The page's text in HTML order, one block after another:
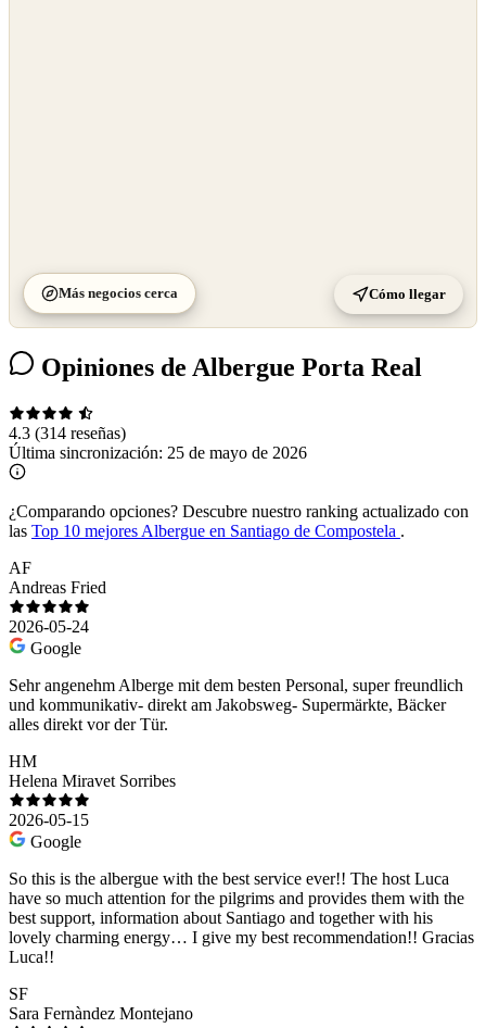
Más negocios cerca Cómo llegar
Opiniones de Albergue Porta Real
4.3 (314 reseñas)
Última sincronización: 25 de mayo de 2026
¿Comparando opciones? Descubre nuestro ranking actualizado con
las Top 10 mejores Albergue en Santiago de Compostela .
AF
Andreas Fried
2026-05-24
Google
Sehr angenehm Alberge mit dem besten Personal, super freundlich
und kommunikativ- direkt am Jakobsweg- Supermärkte, Bäcker
alles direkt vor der Tür.
HM
Helena Miravet Sorribes
2026-05-15
Google
So this is the albergue with the best service ever!! The host Luca
have so much attention for the pilgrims and provides them with the
best support, information about Santiago and together with his
lovely charming energy… I give my best recommendation!! Gracias
Luca!!
SF
Sara Fernàndez Montejano